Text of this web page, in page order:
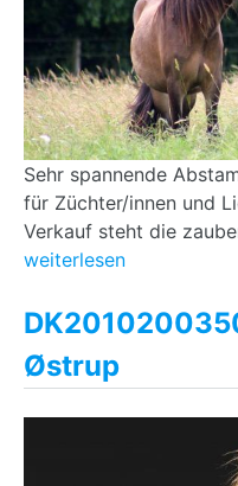
Sehr spannende
für Züchter/innen und
Verkauf steht die
weiterlesen
Østrup